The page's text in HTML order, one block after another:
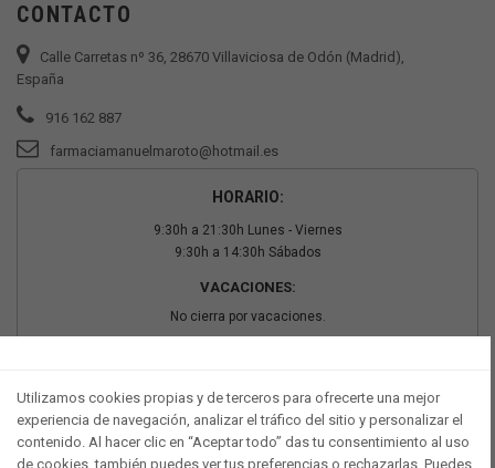
CONTACTO
Calle Carretas nº 36, 28670 Villaviciosa de Odón (Madrid),
España
916 162 887
farmaciamanuelmaroto@hotmail.es
HORARIO:
9:30h a 21:30h Lunes - Viernes
9:30h a 14:30h Sábados
VACACIONES:
No cierra por vacaciones.
Utilizamos cookies propias y de terceros para ofrecerte una mejor
experiencia de navegación, analizar el tráfico del sitio y personalizar el
contenido. Al hacer clic en “Aceptar todo” das tu consentimiento al uso
de cookies, también puedes ver tus preferencias o rechazarlas. Puedes